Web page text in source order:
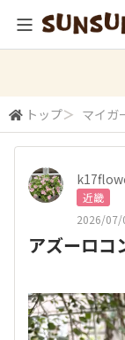
トップ＞ マイガ
近畿
2026/07/
アズーロコ